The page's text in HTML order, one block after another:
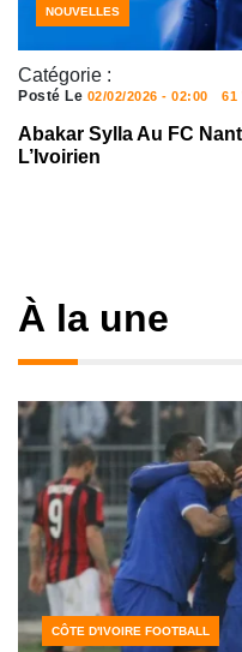
Catégorie :
NOUVELLES
Posté Le 02/02/2026 - 02:00 61
Abakar Sylla Au FC
L’Ivoirien
À la une
CÔTE D'IVOIRE FOOTBALL